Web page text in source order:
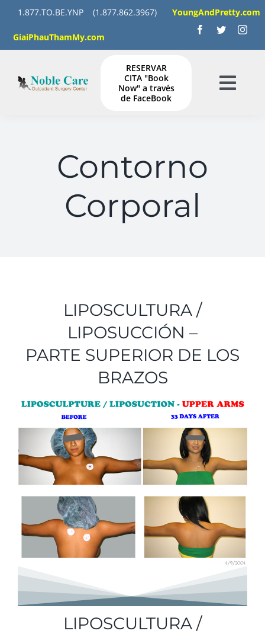
content
1.877.TO.BE.YNP (1.877.862.3967) YoungAndPretty.com
GiaiPhauThamMy.com
SERVICIOS
Nuestro equipo
English(Inglés)
Tiếng Việt(Vietnamita)
RESERVAR
CITA "Book
Now" a través
de FaceBook
Contorno
Corporal
LIPOSCULTURA /
LIPOSUCCIÓN –
PARTE SUPERIOR DE LOS
BRAZOS
LIPOSCULTURA /